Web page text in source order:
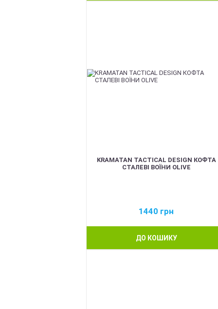
KRAMATAN TACTICAL DESIGN КОФТА
СТАЛЕВІ ВОЇНИ OLIVE
1440 грн
ДО КОШИКУ